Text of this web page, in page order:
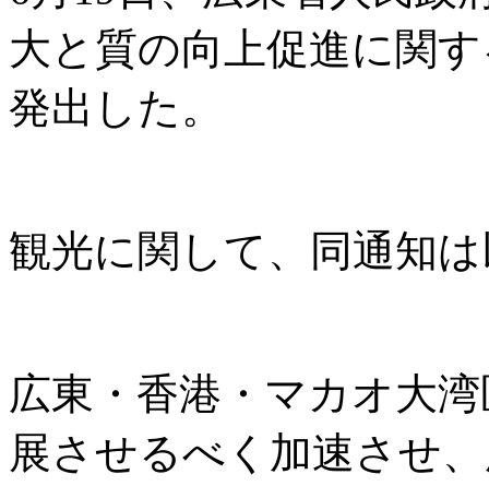
大と質の向上促進に関
発出した。
観光に関して、同通知
広東・香港・マカオ大
展させるべく加速させ